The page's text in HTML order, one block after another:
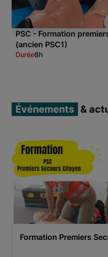
PSC - Formation
(ancien PSC1)
Durée8h
Événements &
Formation Premiers